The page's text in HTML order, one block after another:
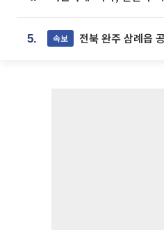
5. 속보 전북 완주 삼례읍